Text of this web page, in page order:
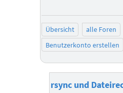
Übersicht alle Foren
Benutzerkonto erstellen
rsync und